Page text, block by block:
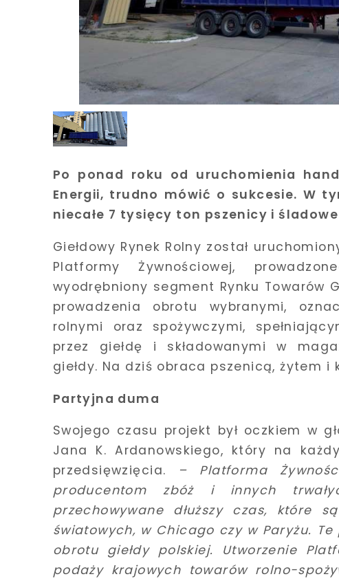
Po ponad roku od uruchomienia
Energii, trudno mówić o sukcesie. W
niecałe 7 tysięcy ton pszenicy i
Giełdowy Rynek Rolny został
Platformy Żywnościowej,
wyodrębniony segment Rynku Towarów
prowadzenia obrotu wybranymi,
rolnymi oraz spożywczymi,
przez giełdę i składowanymi w
giełdy. Na dziś obraca pszenicą, żytem i
Partyjna duma
Swojego czasu projekt był oczkiem w
Jana K. Ardanowskiego, który na
przedsięwzięcia.
– Platforma
producentom zbóż i innych
przechowywane dłuższy czas, które
światowych, w Chicago czy w Paryżu.
obrotu giełdy polskiej. Utworzenie
podaży krajowych towarów rolno-